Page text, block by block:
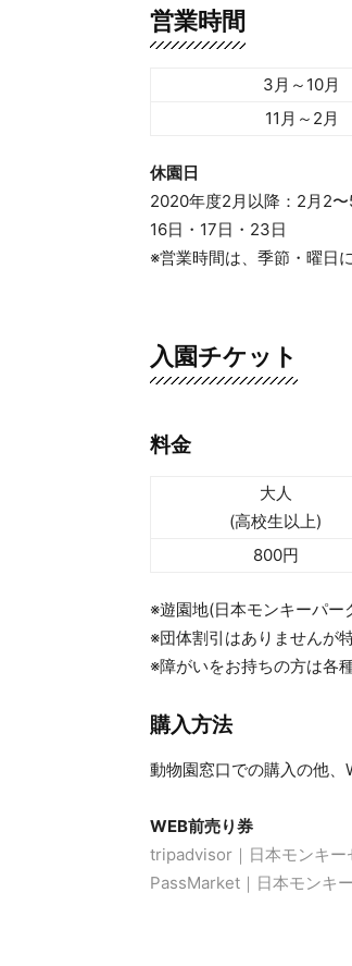
営業時間
3月～10月
11月～2月
休園日
2020年度2月以降：2月2
16日・17日・23日
※営業時間は、季節・曜日
入園チケット
料金
大人
(高校生以上)
800円
※遊園地(日本モンキーパー
※団体割引はありませんが
※障がいをお持ちの方は各
購入方法
動物園窓口での購入の他、
WEB前売り券
tripadvisor｜日本モンキー
PassMarket｜日本モンキ